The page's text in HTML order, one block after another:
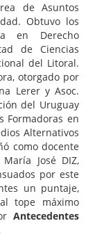
de Asuntos
Obtuvo los
en Derecho
de Ciencias
del Litoral.
otorgado por
Lerer y Asoc.
del Uruguay
Formadoras en
Alternativos
como docente
José DIZ,
por este
un puntaje,
tope máximo
Antecedentes